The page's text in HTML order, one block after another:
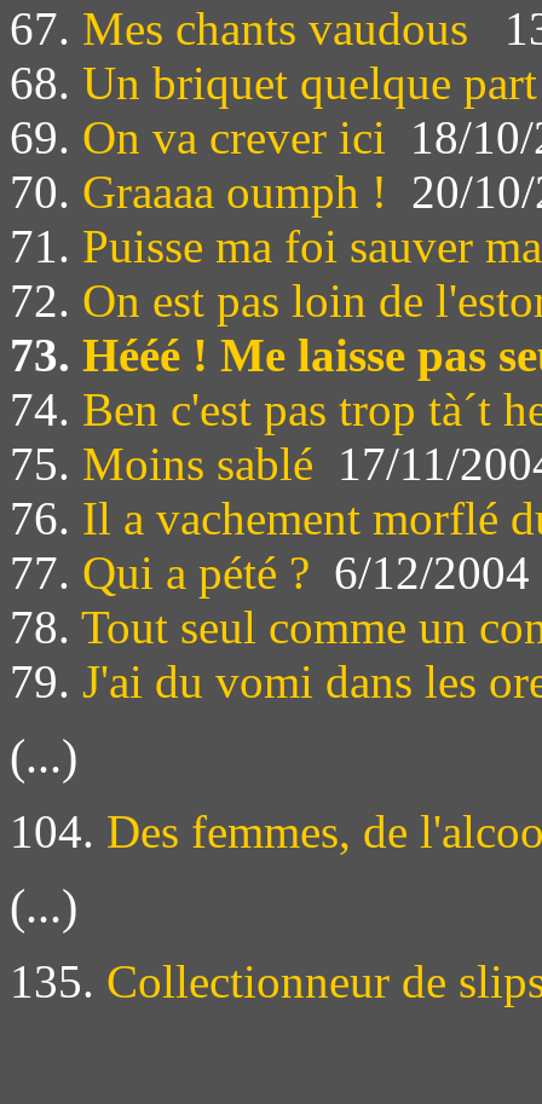
67. Mes chants vaudous
68. Un briquet quelque part
69. On va crever ici 18/
70. Graaaa oumph ! 20/
71. Puisse ma foi sauver
72. On est pas loin de
73. Hééé ! Me laisse pas
74. Ben c'est pas trop tà´t
75. Moins sablé 17/11/
76. Il a vachement morflé
77. Qui a pété ? 6/12/2004
78. Tout seul comme un
79. J'ai du vomi dans les
(...)
104. Des femmes, de
(...)
135. Collectionneur de